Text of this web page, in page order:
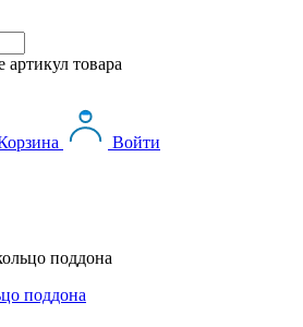
артикул товара
Войти
поддона